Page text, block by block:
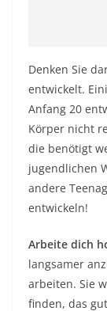
Denken Sie
entwickelt.
Anfang 20
Körper nicht
die benötigt
jugendlichen
andere
entwickeln!
Arbeite dich
langsamer
arbeiten. Sie
finden, das